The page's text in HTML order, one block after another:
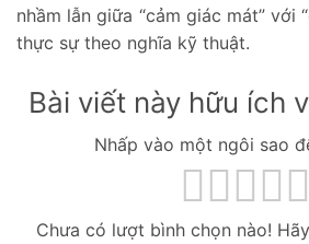
nhầm lẫn giữa “cảm giác mát” với
thực sự theo nghĩa kỹ thuật.
Bài viết này hữu ích
Nhấp vào một ngôi sao
Chưa có lượt bình chọn nào!